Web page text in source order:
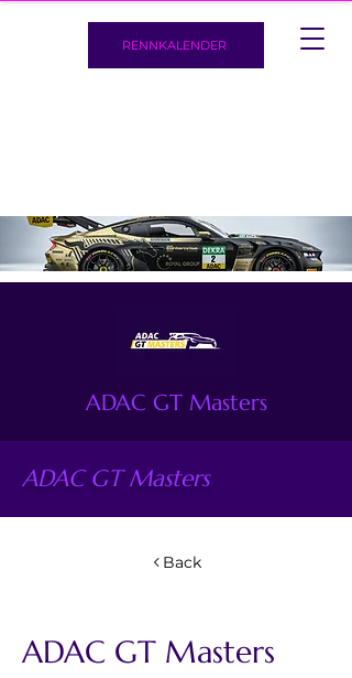
RENNKALENDER
ADAC GT Masters
ADAC GT Masters
Back
ADAC GT Masters